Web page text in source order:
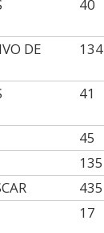
40
DE
134
41
45
135
435
17